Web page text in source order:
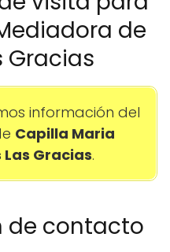
de
Gracias
información del
Capilla Maria
Gracias.
de contacto